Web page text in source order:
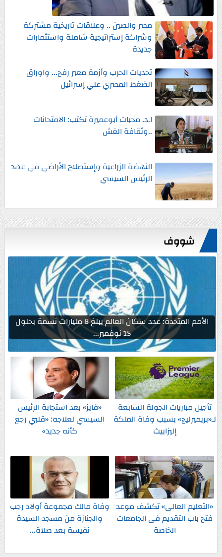
مصر والصين .. وعلاقات تاريخية مشتركة
وشراكة إستراتيجية شاملة واستثمارات
جديدة
تحديات الحرب وأزمة معبر رفح... واوراق
الضغط المصري علي إسرائيل
ا.د. محبات أبوعميرة تكتب: الامتحانات
..وثقافة الغش
النهضة الزراعية وإستصلاح الأراضي في عهد
الرئيس السيسي
شووف
الأمم المتحدة: عدد سكان العالم يبلغ 8 مليارات نسمة بحلول
15 نوفمبر...
تأجيل مباريات الجولة السابعة
لـ«بريميرليج» بسبب وفاة الملكة
إليزابيث
«فايز» بعد استجابة الرئيس
السيسي لعلاجه: «قلبي رجع
كأنه جديد»
«التعليم العالى» تكشف موعد
فتح باب التقديم فى الجامعات
الخاصة
وفاة مالك مجموعة أولاد رجب
والجنازة من مسجد السيدة
نفيسة بعد صلاة...